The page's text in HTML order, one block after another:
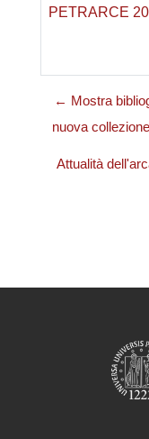
PETRARCE
← Mostra
nuova
Attualità